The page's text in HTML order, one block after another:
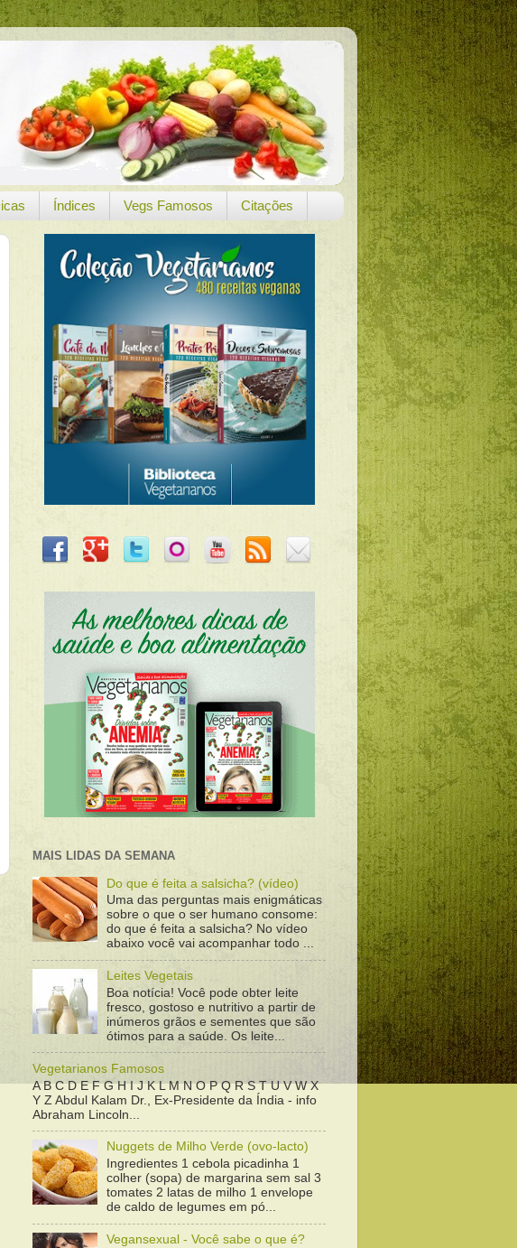
Índices Vegs Famosos Citações
MAIS LIDAS DA SEMANA
Do que é feita a salsicha? (vídeo)
Uma das perguntas mais enigmáticas
sobre o que o ser humano consome:
do que é feita a salsicha? No vídeo
abaixo você vai acompanhar todo ...
Leites Vegetais
Boa notícia! Você pode obter leite
fresco, gostoso e nutritivo a partir de
inúmeros grãos e sementes que são
ótimos para a saúde. Os leite...
Vegetarianos Famosos
A B C D E F G H I J K L M N O P Q R S T U V W X
Y Z Abdul Kalam Dr., Ex-Presidente da Índia - info
Abraham Lincoln...
Nuggets de Milho Verde (ovo-lacto)
Ingredientes 1 cebola picadinha 1
colher (sopa) de margarina sem sal 3
tomates 2 latas de milho 1 envelope
de caldo de legumes em pó...
Vegansexual - Você sabe o que é?